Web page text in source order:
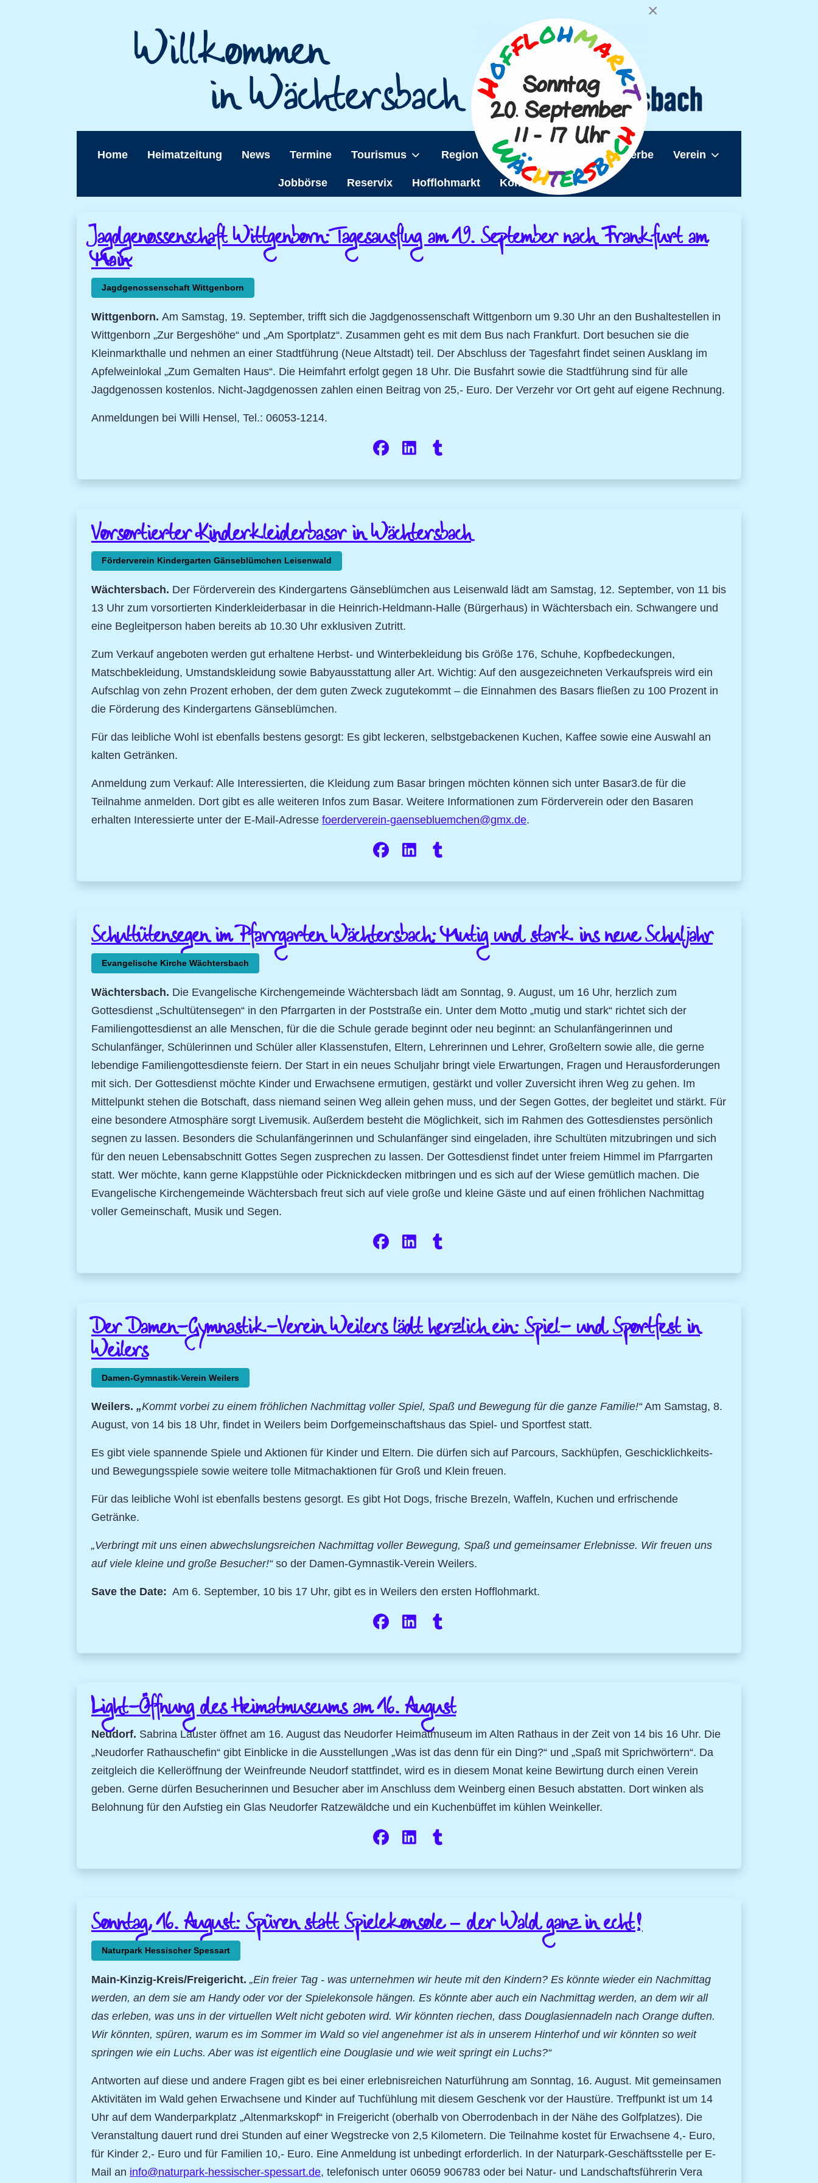
Home Heimatzeitung News Termine Tourismus Region Wächtersbach Gewerbe Verein
Jobbörse Reservix Hofflohmarkt Kontakt
Jagdgenossenschaft Wittgenborn: Tagesausflug am 19. September nach Frankfurt am
Main
Jagdgenossenschaft Wittgenborn
Wittgenborn. Am Samstag, 19. September, trifft sich die Jagdgenossenschaft Wittgenborn um 9.30 Uhr an den Bushaltestellen in
Wittgenborn „Zur Bergeshöhe“ und „Am Sportplatz“. Zusammen geht es mit dem Bus nach Frankfurt. Dort besuchen sie die
Kleinmarkthalle und nehmen an einer Stadtführung (Neue Altstadt) teil. Der Abschluss der Tagesfahrt findet seinen Ausklang im
Apfelweinlokal „Zum Gemalten Haus“. Die Heimfahrt erfolgt gegen 18 Uhr. Die Busfahrt sowie die Stadtführung sind für alle
Jagdgenossen kostenlos. Nicht-Jagdgenossen zahlen einen Beitrag von 25,- Euro. Der Verzehr vor Ort geht auf eigene Rechnung.
Anmeldungen bei Willi Hensel, Tel.: 06053-1214.
Vorsortierter Kinderkleiderbasar in Wächtersbach
Förderverein Kindergarten Gänseblümchen Leisenwald
Wächtersbach. Der Förderverein des Kindergartens Gänseblümchen aus Leisenwald lädt am Samstag, 12. September, von 11 bis
13 Uhr zum vorsortierten Kinderkleiderbasar in die Heinrich-Heldmann-Halle (Bürgerhaus) in Wächtersbach ein. Schwangere und
eine Begleitperson haben bereits ab 10.30 Uhr exklusiven Zutritt.
Zum Verkauf angeboten werden gut erhaltene Herbst- und Winterbekleidung bis Größe 176, Schuhe, Kopfbedeckungen,
Matschbekleidung, Umstandskleidung sowie Babyausstattung aller Art. Wichtig: Auf den ausgezeichneten Verkaufspreis wird ein
Aufschlag von zehn Prozent erhoben, der dem guten Zweck zugutekommt – die Einnahmen des Basars fließen zu 100 Prozent in
die Förderung des Kindergartens Gänseblümchen.
Für das leibliche Wohl ist ebenfalls bestens gesorgt: Es gibt leckeren, selbstgebackenen Kuchen, Kaffee sowie eine Auswahl an
kalten Getränken.
Anmeldung zum Verkauf: Alle Interessierten, die Kleidung zum Basar bringen möchten können sich unter Basar3.de für die
Teilnahme anmelden. Dort gibt es alle weiteren Infos zum Basar. Weitere Informationen zum Förderverein oder den Basaren
erhalten Interessierte unter der E-Mail-Adresse foerderverein-gaensebluemchen@gmx.de.
Schultütensegen im Pfarrgarten Wächtersbach: Mutig und stark ins neue Schuljahr
Evangelische Kirche Wächtersbach
Wächtersbach. Die Evangelische Kirchengemeinde Wächtersbach lädt am Sonntag, 9. August, um 16 Uhr, herzlich zum
Gottesdienst „Schultütensegen“ in den Pfarrgarten in der Poststraße ein. Unter dem Motto „mutig und stark“ richtet sich der
Familiengottesdienst an alle Menschen, für die die Schule gerade beginnt oder neu beginnt: an Schulanfängerinnen und
Schulanfänger, Schülerinnen und Schüler aller Klassenstufen, Eltern, Lehrerinnen und Lehrer, Großeltern sowie alle, die gerne
lebendige Familiengottesdienste feiern. Der Start in ein neues Schuljahr bringt viele Erwartungen, Fragen und Herausforderungen
mit sich. Der Gottesdienst möchte Kinder und Erwachsene ermutigen, gestärkt und voller Zuversicht ihren Weg zu gehen. Im
Mittelpunkt stehen die Botschaft, dass niemand seinen Weg allein gehen muss, und der Segen Gottes, der begleitet und stärkt. Für
eine besondere Atmosphäre sorgt Livemusik. Außerdem besteht die Möglichkeit, sich im Rahmen des Gottesdienstes persönlich
segnen zu lassen. Besonders die Schulanfängerinnen und Schulanfänger sind eingeladen, ihre Schultüten mitzubringen und sich
für den neuen Lebensabschnitt Gottes Segen zusprechen zu lassen. Der Gottesdienst findet unter freiem Himmel im Pfarrgarten
statt. Wer möchte, kann gerne Klappstühle oder Picknickdecken mitbringen und es sich auf der Wiese gemütlich machen. Die
Evangelische Kirchengemeinde Wächtersbach freut sich auf viele große und kleine Gäste und auf einen fröhlichen Nachmittag
voller Gemeinschaft, Musik und Segen.
Der Damen-Gymnastik-Verein Weilers lädt herzlich ein: Spiel- und Sportfest in
Weilers
Damen-Gymnastik-Verein Weilers
Weilers. „Kommt vorbei zu einem fröhlichen Nachmittag voller Spiel, Spaß und Bewegung für die ganze Familie!“Am Samstag, 8.
August, von 14 bis 18 Uhr, findet in Weilers beim Dorfgemeinschaftshaus das Spiel- und Sportfest statt.
Es gibt viele spannende Spiele und Aktionen für Kinder und Eltern. Die dürfen sich auf Parcours, Sackhüpfen, Geschicklichkeits-
und Bewegungsspiele sowie weitere tolle Mitmachaktionen für Groß und Klein freuen.
Für das leibliche Wohl ist ebenfalls bestens gesorgt. Es gibt Hot Dogs, frische Brezeln, Waffeln, Kuchen und erfrischende
Getränke.
„Verbringt mit uns einen abwechslungsreichen Nachmittag voller Bewegung, Spaß und gemeinsamer Erlebnisse. Wir freuen uns
auf viele kleine und große Besucher!“so der Damen-Gymnastik-Verein Weilers.
Save the Date: Am 6. September, 10 bis 17 Uhr, gibt es in Weilers den ersten Hofflohmarkt.
Light-Öffnung des Heimatmuseums am 16. August
Neudorf. Sabrina Lauster öffnet am 16. August das Neudorfer Heimatmuseum im Alten Rathaus in der Zeit von 14 bis 16 Uhr. Die
„Neudorfer Rathauschefin“ gibt Einblicke in die Ausstellungen „Was ist das denn für ein Ding?“ und „Spaß mit Sprichwörtern“. Da
zeitgleich die Kelleröffnung der Weinfreunde Neudorf stattfindet, wird es in diesem Monat keine Bewirtung durch einen Verein
geben. Gerne dürfen Besucherinnen und Besucher aber im Anschluss dem Weinberg einen Besuch abstatten. Dort winken als
Belohnung für den Aufstieg ein Glas Neudorfer Ratzewäldche und ein Kuchenbüffet im kühlen Weinkeller.
Sonntag, 16. August: Spüren statt Spielekonsole – der Wald ganz in echt!
Naturpark Hessischer Spessart
Main-Kinzig-Kreis/Freigericht. „Ein freier Tag - was unternehmen wir heute mit den Kindern? Es könnte wieder ein Nachmittag
werden, an dem sie am Handy oder vor der Spielekonsole hängen. Es könnte aber auch ein Nachmittag werden, an dem wir all
das erleben, was uns in der virtuellen Welt nicht geboten wird. Wir könnten riechen, dass Douglasiennadeln nach Orange duften.
Wir könnten, spüren, warum es im Sommer im Wald so viel angenehmer ist als in unserem Hinterhof und wir könnten so weit
springen wie ein Luchs. Aber was ist eigentlich eine Douglasie und wie weit springt ein Luchs?“
Antworten auf diese und andere Fragen gibt es bei einer erlebnisreichen Naturführung am Sonntag, 16. August. Mit gemeinsamen
Aktivitäten im Wald gehen Erwachsene und Kinder auf Tuchfühlung mit diesem Geschenk vor der Haustüre. Treffpunkt ist um 14
Uhr auf dem Wanderparkplatz „Altenmarkskopf“ in Freigericht (oberhalb von Oberrodenbach in der Nähe des Golfplatzes). Die
Veranstaltung dauert rund drei Stunden auf einer Wegstrecke von 2,5 Kilometern. Die Teilnahme kostet für Erwachsene 4,- Euro,
für Kinder 2,- Euro und für Familien 10,- Euro. Eine Anmeldung ist unbedingt erforderlich. In der Naturpark-Geschäftsstelle per E-
Mail an info@naturpark-hessischer-spessart.de, telefonisch unter 06059 906783 oder bei Natur- und Landschaftsführerin Vera
×